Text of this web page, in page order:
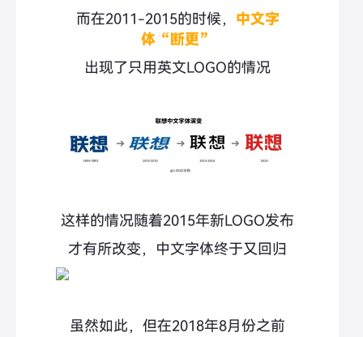
而在2011-2015的时候， 中文字
体“断更”
出现了只用英文LOGO的情况
这样的情况随着2015年新LOGO发布
才有所改变，中文字体终于又回归
虽然如此，但在2018年8月份之前